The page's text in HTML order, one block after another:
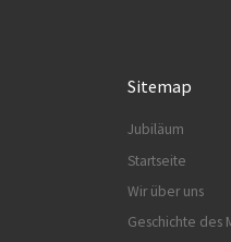
Sitemap
Jubiläum
Startseite
Wir über uns
Geschichte des